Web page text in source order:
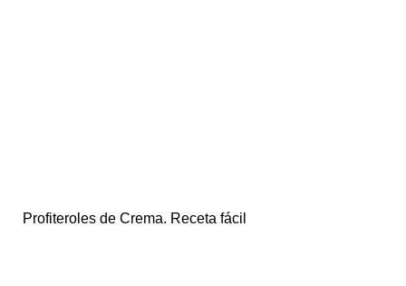
Profiteroles de Crema. Receta fácil